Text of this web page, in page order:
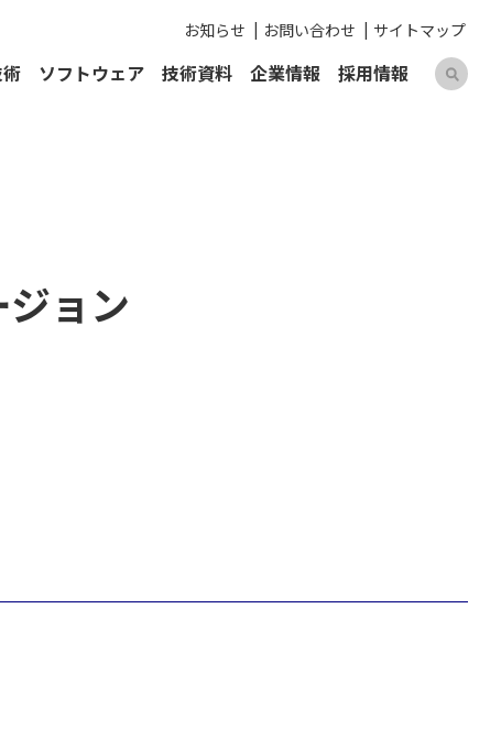
お知らせ お問い合わせ サイトマップ
ソフトウェア 技術資料 企業情報 採用情報
ョン